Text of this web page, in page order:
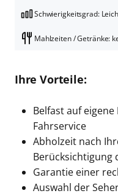
Schwierigkeitsgrad:
Mahlzeiten / Getränke:
Ihre Vorteile:
Belfast auf
Fahrservice
Abholzeit nach
Berücksichtigung
Garantie einer
Auswahl der